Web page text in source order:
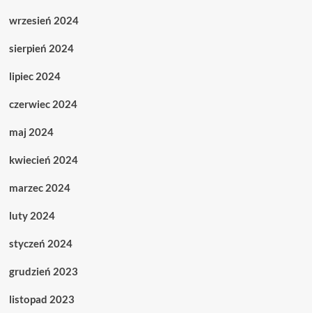
wrzesień 2024
sierpień 2024
lipiec 2024
czerwiec 2024
maj 2024
kwiecień 2024
marzec 2024
luty 2024
styczeń 2024
grudzień 2023
listopad 2023